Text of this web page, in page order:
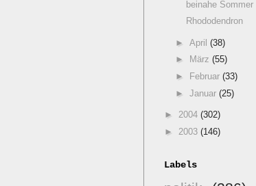
beinahe Sommer
Rhododendron
► April (38)
►
März (55)
►
Februar (33)
► Januar (25)
► 2004 (302)
► 2003 (146)
Labels